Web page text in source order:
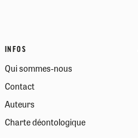
INFOS
Qui sommes-nous
Contact
Auteurs
Charte déontologique